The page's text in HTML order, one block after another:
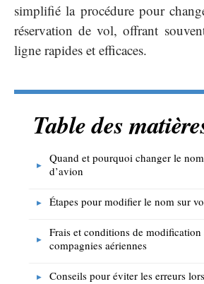
simplifié la procédure pour
réservation de vol, offrant
ligne rapides et efficaces.
Table des
Quand et pourquoi changer le
d’avion
Étapes pour modifier le nom sur
Frais et conditions de modification
compagnies aériennes
Conseils pour éviter les erreurs